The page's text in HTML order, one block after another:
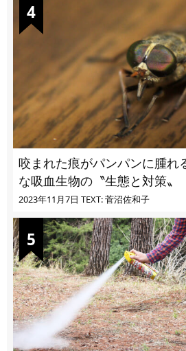
咬まれた痕がパンパンに腫
な吸血生物の〝生態と対策
ユ・ヌカカ】
2023年11月7日 TEXT: 菅沼佐和子